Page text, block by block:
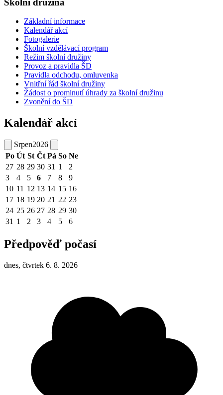
Školní družina
Základní informace
Kalendář akcí
Fotogalerie
Školní vzdělávací program
Režim školní družiny
Provoz a pravidla ŠD
Pravidla odchodu, omluvenka
Vnitřní řád školní družiny
Žádost o prominutí úhrady za školní družinu
Zvonění do ŠD
Kalendář akcí
Srpen2026
Po Út St Čt Pá So Ne
27 28 29 30 31 1
2
3
4 5 6 7 8
9
10 11 12 13 14 15 16
17 18 19 20 21 22 23
24 25 26 27 28 29 30
31 1 2 3 4 5 6
Předpověď počasí
dnes, čtvrtek 6. 8. 2026